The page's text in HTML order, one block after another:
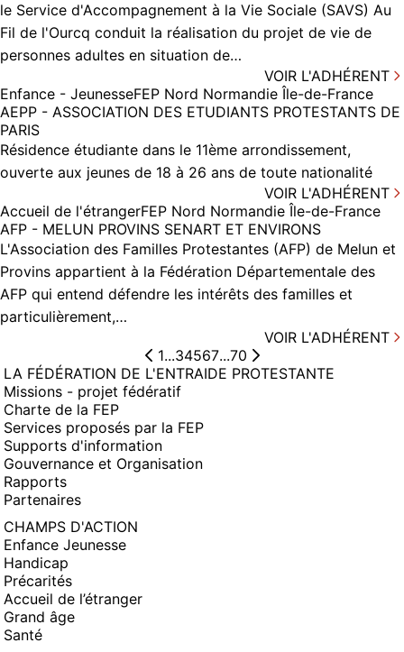
le Service d'Accompagnement à la Vie Sociale (SAVS) Au
Fil de l'Ourcq conduit la réalisation du projet de vie de
personnes adultes en situation de…
VOIR L'ADHÉRENT
Enfance - JeunesseFEP Nord Normandie Île-de-France
AEPP - ASSOCIATION DES ETUDIANTS PROTESTANTS DE
PARIS
Résidence étudiante dans le 11ème arrondissement,
ouverte aux jeunes de 18 à 26 ans de toute nationalité
VOIR L'ADHÉRENT
Accueil de l'étrangerFEP Nord Normandie Île-de-France
AFP - MELUN PROVINS SENART ET ENVIRONS
L'Association des Familles Protestantes (AFP) de Melun et
Provins appartient à la Fédération Départementale des
AFP qui entend défendre les intérêts des familles et
particulièrement,…
VOIR L'ADHÉRENT
1...34567...70
LA FÉDÉRATION DE L'ENTRAIDE PROTESTANTE
Missions - projet fédératif
Charte de la FEP
Services proposés par la FEP
Supports d'information
Gouvernance et Organisation
Rapports
Partenaires
CHAMPS D'ACTION
Enfance Jeunesse
Handicap
Précarités
Accueil de l’étranger
Grand âge
Santé